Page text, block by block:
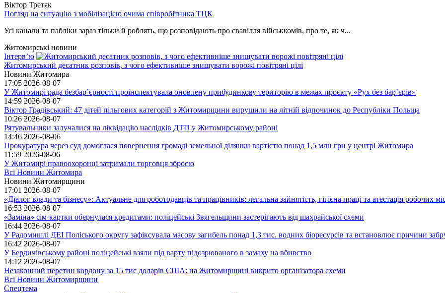
Віктор Третяк
Погляд на ситуацію з мобілізацією очима співробітника ТЦК
Усі канали та пабліки зараз тільки й роблять, що розповідають про свавілля військкомів, про те, як ч...
Житомирські новини
Інтерв’ю
Житомирський десатник розповів, з чого ефективніше знищувати ворожі повітряні цілі
Новини Житомира
17:05 2026-08-07
У Житомирі рада безбар’єрності проінспектувала оновлену прибудинкову територію в межах проєкту «Рух без бар’єрів»
14:59 2026-08-07
Віктор Градівський: 47 дітей пільгових категорій з Житомирщини вирушили на літній відпочинок до Республіки Польща
10:26 2026-08-07
Рятувальники залучалися на ліквідацію наслідків ДТП у Житомирському районі
14:46 2026-08-06
Прокуратура через суд домоглася повернення громаді земельної ділянки вартістю понад 1,5 млн грн у центрі Житомира
11:59 2026-08-06
У Житомирі правоохоронці затримали торговця зброєю
Всі Новини Житомира
Новини Житомирщини
17:01 2026-08-07
«Діалог влади та бізнесу»: Актуальне для роботодавців та працівників: легальна зайнятість, гігієна праці та атестація робочих
16:53 2026-08-07
«Заміна» сім-картки обернулася кредитами: поліцейські Звягельщини застерігають від шахрайської схеми
16:44 2026-08-07
У Радомишлі ДЕІ Поліського округу зафіксувала масову загибель понад 1,3 тис. водних біоресурсів та встановлює причини
16:42 2026-08-07
У Бердичівському районі поліцейські взяли під варту підозрюваного в замаху на вбивство
14:12 2026-08-07
Незаконний перетин кордону за 15 тис доларів США: на Житомирщині викрито організатора схеми
Всі Новини Житомирщини
Спецтема